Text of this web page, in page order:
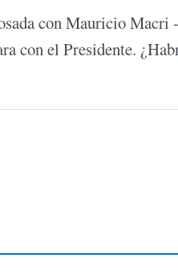
con Mauricio Macri
con el Presidente.